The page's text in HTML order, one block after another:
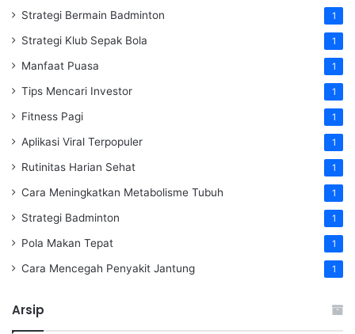
Strategi Bermain Badminton 1
Strategi Klub Sepak Bola 1
Manfaat Puasa 1
Tips Mencari Investor 1
Fitness Pagi 1
Aplikasi Viral Terpopuler 1
Rutinitas Harian Sehat 1
Cara Meningkatkan Metabolisme Tubuh 1
Strategi Badminton 1
Pola Makan Tepat 1
Cara Mencegah Penyakit Jantung 1
Arsip